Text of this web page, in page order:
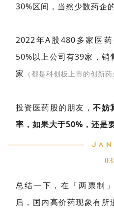
30%区间，当然少数药企
2022年A股480多家医
50%以上公司有39家，
家 （都是科创板上市的创新药
投资医药股的朋友，不妨
率，如果大于50%，还是
03
总结一下，在「两票制
后，国内高价药现象有所